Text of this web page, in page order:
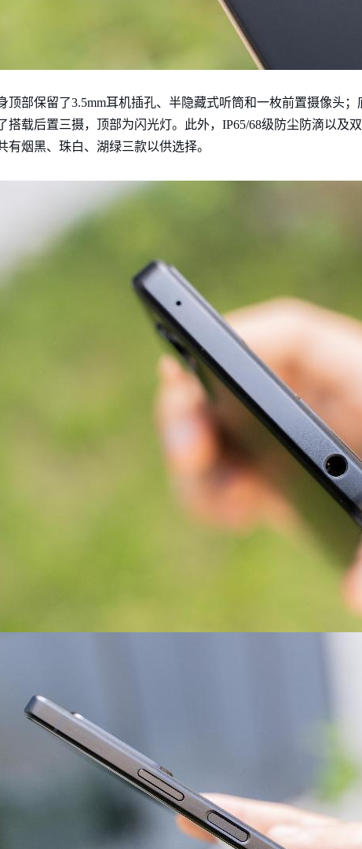
顶部保留了3.5mm耳机插孔、半隐藏式听筒和一枚前置摄像头
搭载后置三摄，顶部为闪光灯。此外，IP65/68级防尘防滴以及
有烟黑、珠白、湖绿三款以供选择。